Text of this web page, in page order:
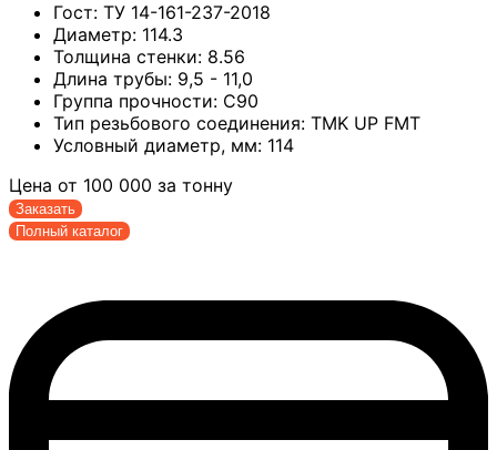
Гост: ТУ 14-161-237-2018
Диаметр: 114.3
Толщина стенки: 8.56
Длина трубы: 9,5 - 11,0
Группа прочности: С90
Тип резьбового соединения: TMK UP FMT
Условный диаметр, мм: 114
Цена от 100 000 за тонну
Заказать
Полный каталог